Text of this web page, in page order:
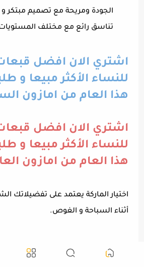
الجودة ومريحة مع تصميم مبتكر
تناسق رائع مع مختلف
اشتري الان افضل
للنساء الأكثر مبيعا و
هذا العام من امازون
اشتري الان افضل
للنساء الأكثر مبيعا و
هذا العام من امازون
اختيار الماركة يعتمد على تفضيلاتك
أثناء السباحة و الغوص.